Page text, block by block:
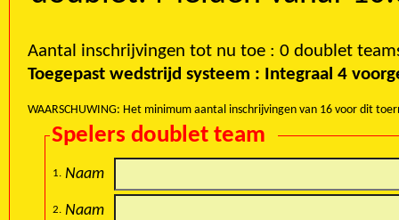
Toegepast wedstrijd systeem :
WAARSCHUWING: Het minimum aantal inschrijvingen van 16 voor dit
Spelers doublet team
1. Naam
2. Naam